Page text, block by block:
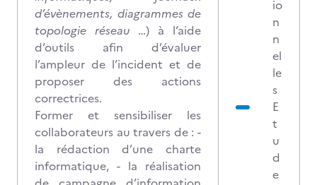
d’évènements, diagrammes de
topologie réseau …) à l’aide
d’outils afin d’évaluer
l’ampleur de l’incident et de
proposer des actions
correctrices.
Former et sensibiliser les
collaborateurs au travers de : -
la rédaction d’une charte
informatique, - la réalisation
io
n
n
el
le
s
E
t
u
d
e